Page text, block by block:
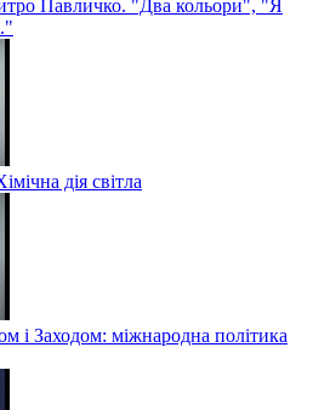
Павличко. "Два кольори", "Я
дія світла
і Заходом: міжнародна політика